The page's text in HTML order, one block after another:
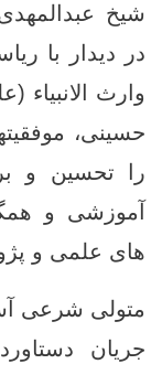
شیخ
در دیدار با
وارث ‌الانبیاء
حسینی،
را تحسین و
آموزشی و
های علمی و
متولی شرعی
جریان